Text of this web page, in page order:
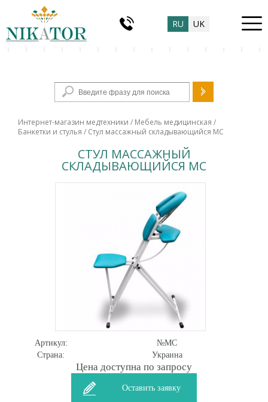
RU UK
Форма поиска
Интернет-магазин медтехники / Мебель медицинская /
Банкетки и стулья / Стул массажный складывающийся МС
СТУЛ МАССАЖНЫЙ
СКЛАДЫВАЮЩИЙСЯ МС
Артикул:
№МС
Страна:
Украина
Цена доступна по запросу
Оставить заявку